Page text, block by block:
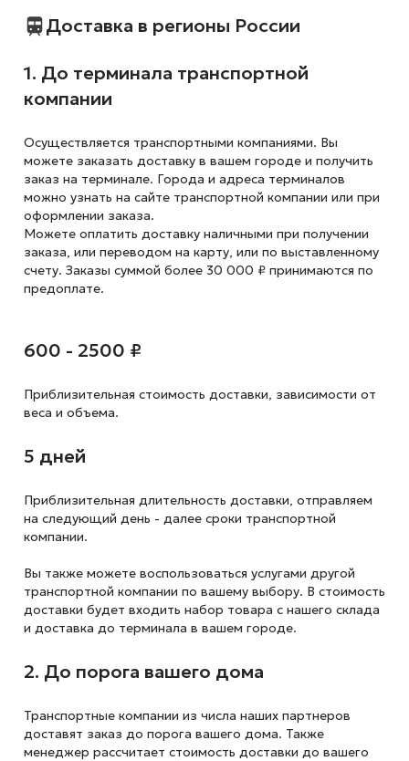
Доставка в регионы России
1. До терминала транспортной
компании
Осуществляется транспортными компаниями. Вы
можете заказать доставку в вашем городе и получить
заказ на терминале. Города и адреса терминалов
можно узнать на сайте транспортной компании или при
оформлении заказа.
Можете оплатить доставку наличными при получении
заказа, или переводом на карту, или по выставленному
счету. Заказы суммой более 30 000 ₽ принимаются по
предоплате.
600 - 2500 ₽
Приблизительная стоимость доставки, зависимости от
веса и объема.
5 дней
Приблизительная длительность доставки, отправляем
на следующий день - далее сроки транспортной
компании.
Вы также можете воспользоваться услугами другой
транспортной компании по вашему выбору. В стоимость
доставки будет входить набор товара с нашего склада
и доставка до терминала в вашем городе.
2. До порога вашего дома
Транспортные компании из числа наших партнеров
доставят заказ до порога вашего дома. Также
менеджер рассчитает стоимость доставки до вашего